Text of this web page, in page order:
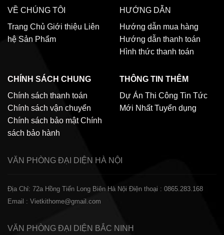
VỀ CHÚNG TÔI
Trang Chủ Giới thiệu Liên
hệ Sản Phẩm
HƯỚNG DẪN
Hướng dẫn mua hàng
Hướng dẫn thanh toán
Hình thức thanh toán
CHÍNH SÁCH CHUNG
Chính sách thanh toán
Chính sách vận chuyển
Chính sách bảo mật Chính
sách bảo hành
THÔNG TIN THÊM
Dự Án Thi Công Tin Tức
Mới Nhất Tuyển dụng
VĂN PHÒNG ĐẠI DIỆN HÀ NỘI
Địa Chỉ: 72a Hồng Tiến Long Biên Hà Nội Điện thoại : 0865.283.168
Email : Vietkithome@gmail.com
VĂN PHÒNG ĐẠI DIỆN BẮC NINH